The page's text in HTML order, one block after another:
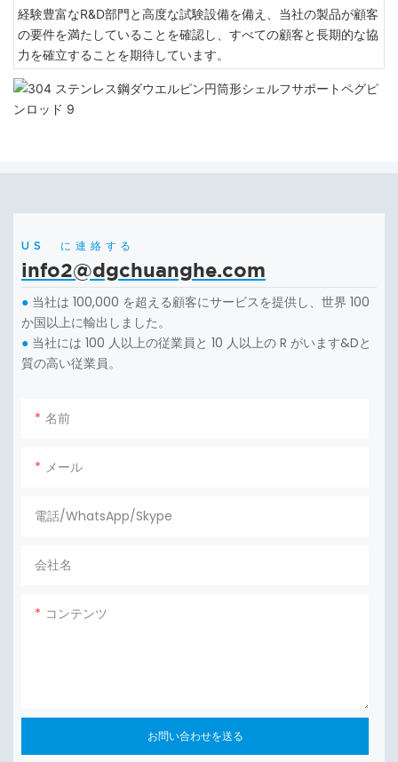
経験豊富なR&D部門と高度な試験設備を備え、当社の製品が顧客
の要件を満たしていることを確認し、すべての顧客と長期的な協
力を確立することを期待しています。
US に連絡する
info2@dgchuanghe.com
● 当社は 100,000 を超える顧客にサービスを提供し、世界 100
か国以上に輸出しました。
● 当社には 100 人以上の従業員と 10 人以上の R がいます&Dと
質の高い従業員。
名前
メール
電話/WhatsApp/Skype
会社名
コンテンツ
お問い合わせを送る